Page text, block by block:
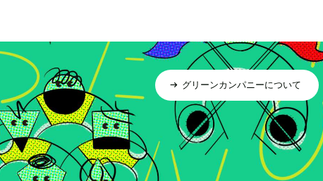
グリーンカンパニーについて